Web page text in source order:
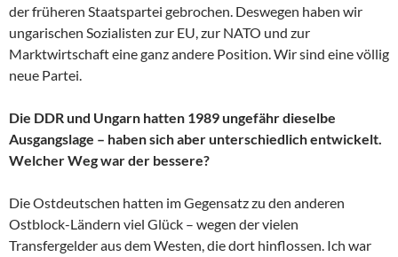
der früheren Staatspartei gebrochen. Deswegen haben wir
ungarischen Sozialisten zur EU, zur NATO und zur
Marktwirtschaft eine ganz andere Position. Wir sind eine völlig
neue Partei.
Die DDR und Ungarn hatten 1989 ungefähr dieselbe
Ausgangslage – haben sich aber unterschiedlich entwickelt.
Welcher Weg war der bessere?
Die Ostdeutschen hatten im Gegensatz zu den anderen
Ostblock-Ländern viel Glück – wegen der vielen
Transfergelder aus dem Westen, die dort hinflossen. Ich war